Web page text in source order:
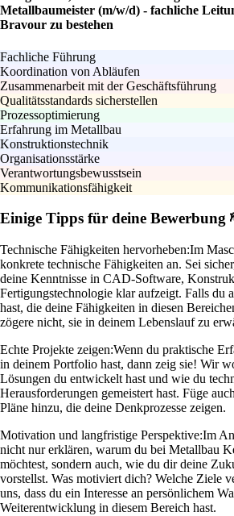
Metallbaumeister (m/w/d) - fachliche
Bravour zu bestehen
Fachliche Führung
Koordination von Abläufen
Zusammenarbeit mit der Geschäftsführung
Qualitätsstandards sicherstellen
Prozessoptimierung
Erfahrung im Metallbau
Konstruktionstechnik
Organisationsstärke
Verantwortungsbewusstsein
Kommunikationsfähigkeit
Einige Tipps für deine Bewerbung
Technische Fähigkeiten hervorheben:Im
konkrete technische Fähigkeiten an. Sei
deine Kenntnisse in CAD-Software,
Fertigungstechnologie klar aufzeigt. Falls du
hast, die deine Fähigkeiten in diesen
zögere nicht, sie in deinem Lebenslauf zu
Echte Projekte zeigen:Wenn du praktische
in deinem Portfolio hast, dann zeig sie! Wir
Lösungen du entwickelt hast und wie du
Herausforderungen gemeistert hast. Füge
Pläne hinzu, die deine Denkprozesse zeigen.
Motivation und langfristige Perspektive:Im
nicht nur erklären, warum du bei Metallbau
möchtest, sondern auch, wie du dir deine
vorstellst. Was motiviert dich? Welche Ziele
uns, dass du ein Interesse an persönlichem
Weiterentwicklung in diesem Bereich hast.